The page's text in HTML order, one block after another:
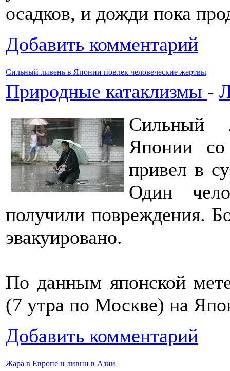
осадков, и дожди пока
Добавить комментарий
Сильный ливень в Японии повлек человеческие жертвы
Природные катаклизмы -
Сильный
Японии
привел в
Один
получили повреждения.
эвакуировано.
По данным японской
(7 утра по Москве) на
Добавить комментарий
Жара в Европе и ливни в Азии